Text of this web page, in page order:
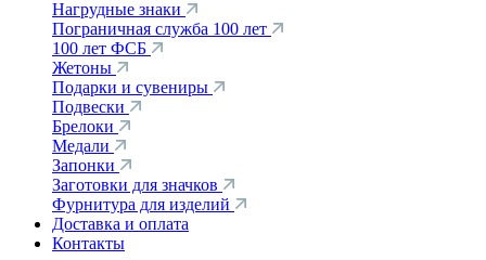
Нагрудные знаки
Пограничная служба 100 лет
100 лет ФСБ
Жетоны
Подарки и сувениры
Подвески
Брелоки
Медали
Запонки
Заготовки для значков
Фурнитура для изделий
Доставка и оплата
Контакты